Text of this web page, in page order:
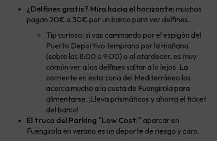
¿Delfines gratis? Mira hacia el horizonte: muchos
pagan 20€ o 30€ por un barco para ver delfines.
Tip curioso: si vas caminando por el espigón del
Puerto Deportivo temprano por la mañana
(sobre las 8:00 o 9:00) o al atardecer, es muy
común ver a los delfines saltar a lo lejos. La
corriente en esta zona del Mediterráneo los
acerca mucho a la costa de Fuengirola para
alimentarse. ¡Lleva prismáticos y ahorra el ticket
del barco!
El truco del Parking "Low Cost:" aparcar en
Fuengirola en verano es un deporte de riesgo y caro.